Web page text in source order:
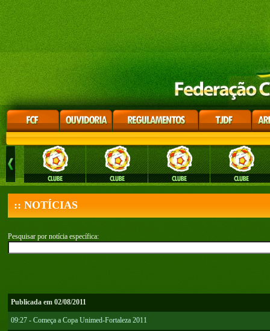
:: NOTÍCIAS
Pesquisar por notícia específica:
Publicada em 02/08/2011
09:27 - Começa a Copa Unimed-Fortaleza 2011